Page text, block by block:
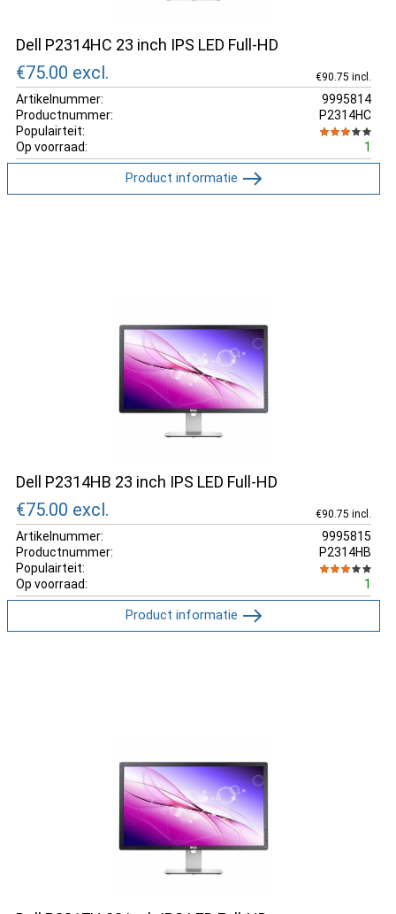
Dell P2314HC 23 inch IPS LED Full-HD
€75.00 excl. €90.75 incl.
Artikelnummer:
9995814
Productnummer:
P2314HC
Populairteit:
Op voorraad:
1
Product informatie
Dell P2314HB 23 inch IPS LED Full-HD
€75.00 excl. €90.75 incl.
Artikelnummer:
9995815
Productnummer:
P2314HB
Populairteit:
Op voorraad:
1
Product informatie